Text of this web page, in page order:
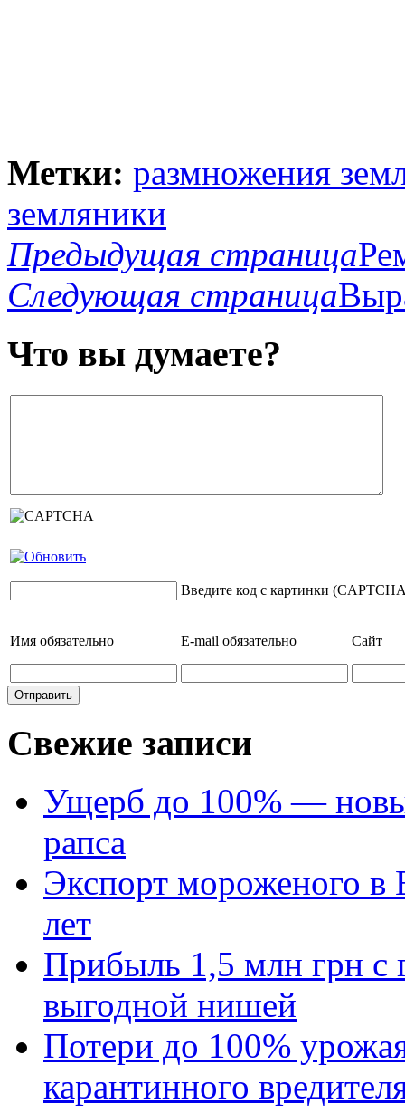
Метки: размножения
земляники
Предыдущая страница
Следующая страница
Что вы думаете?
Введите код с картинки
Имя обязательно E-mail обязательно Сайт
Свежие записи
Ущерб до 100% —
рапса
Экспорт мороженого в
лет
Прибыль 1,5 млн грн с
выгодной нишей
Потери до 100%
карантинного